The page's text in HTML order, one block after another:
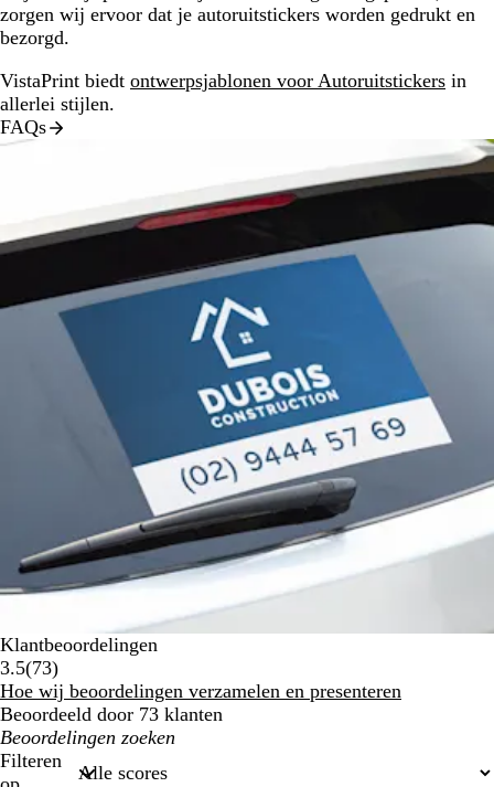
zorgen wij ervoor dat je autoruitstickers worden gedrukt en
bezorgd.
VistaPrint biedt ontwerpsjablonen voor Autoruitstickers in
allerlei stijlen.
FAQs
Klantbeoordelingen
3.5(7373
klantbeoordelingen
)
Hoe wij beoordelingen verzamelen en presenteren
Beoordeeld door 73 klanten
Mijn
zoekopdrachten
Filteren